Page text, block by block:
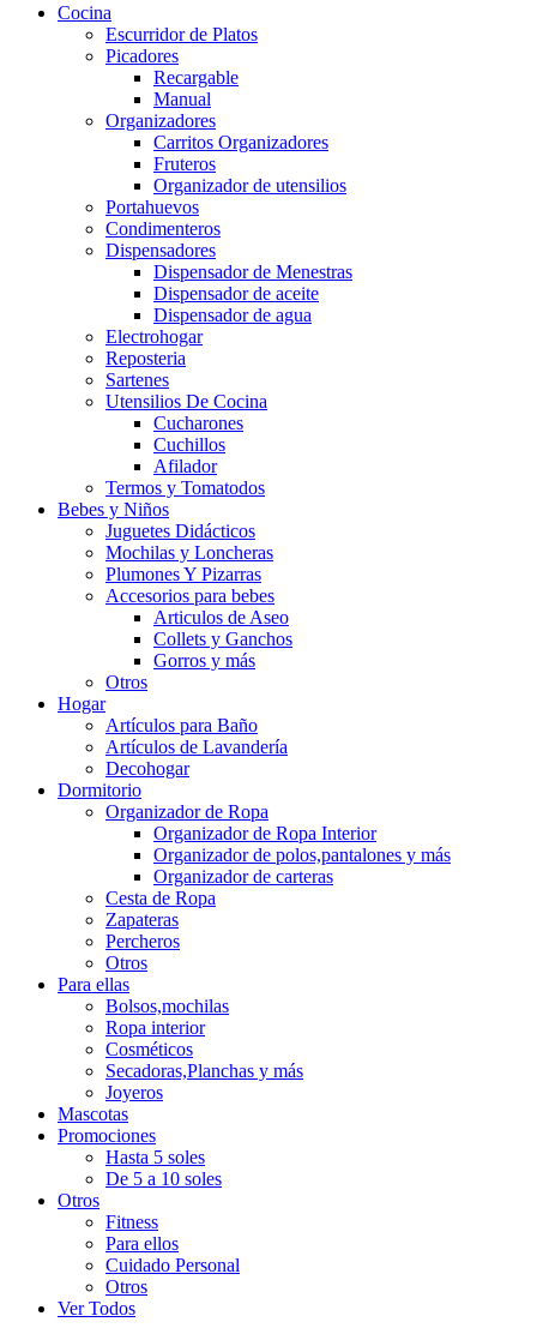
Cocina
Escurridor de Platos
Picadores
Recargable
Manual
Organizadores
Carritos Organizadores
Fruteros
Organizador de utensilios
Portahuevos
Condimenteros
Dispensadores
Dispensador de Menestras
Dispensador de aceite
Dispensador de agua
Electrohogar
Reposteria
Sartenes
Utensilios De Cocina
Cucharones
Cuchillos
Afilador
Termos y Tomatodos
Bebes y Niños
Juguetes Didácticos
Mochilas y Loncheras
Plumones Y Pizarras
Accesorios para bebes
Articulos de Aseo
Collets y Ganchos
Gorros y más
Otros
Hogar
Artículos para Baño
Artículos de Lavandería
Decohogar
Dormitorio
Organizador de Ropa
Organizador de Ropa Interior
Organizador de polos,pantalones y más
Organizador de carteras
Cesta de Ropa
Zapateras
Percheros
Otros
Para ellas
Bolsos,mochilas
Ropa interior
Cosméticos
Secadoras,Planchas y más
Joyeros
Mascotas
Promociones
Hasta 5 soles
De 5 a 10 soles
Otros
Fitness
Para ellos
Cuidado Personal
Otros
Ver Todos